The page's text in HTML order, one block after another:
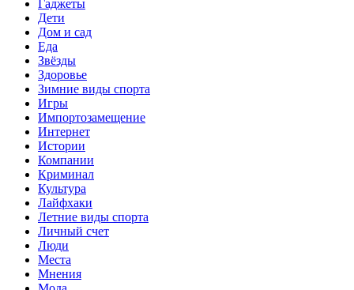
Гаджеты
Дети
Дом и сад
Еда
Звёзды
Здоровье
Зимние виды спорта
Игры
Импортозамещение
Интернет
Истории
Компании
Криминал
Культура
Лайфхаки
Летние виды спорта
Личный счет
Люди
Места
Мнения